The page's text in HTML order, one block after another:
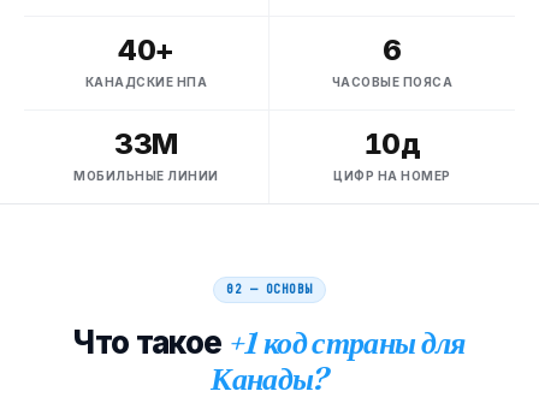
40+
КАНАДСКИЕ НПА
6
ЧАСОВЫЕ ПОЯСА
33М
МОБИЛЬНЫЕ ЛИНИИ
10д
ЦИФР НА НОМЕР
02 — ОСНОВЫ
Что такое +1 код страны для
Канады?